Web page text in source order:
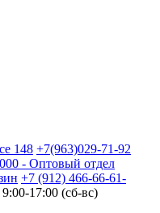
148 +7(963)029-71-92
- Оптовый отдел
+7 (912) 466-66-61-
17:00 (сб-вс)